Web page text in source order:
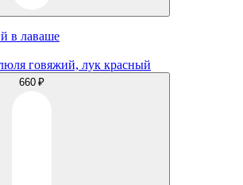
в лаваше
говяжий, лук красный
660 ₽